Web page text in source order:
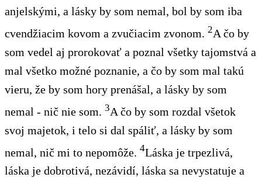
anjelskými, a lásky by som nemal, bol by som iba
cvendžiacim kovom a zvučiacim zvonom. 2A čo by
som vedel aj prorokovať a poznal všetky tajomstvá a
mal všetko možné poznanie, a čo by som mal takú
vieru, že by som hory prenášal, a lásky by som
nemal - nič nie som. 3A čo by som rozdal všetok
svoj majetok, i telo si dal spáliť, a lásky by som
nemal, nič mi to nepomôže. 4Láska je trpezlivá,
láska je dobrotivá, nezávidí, láska sa nevystatuje a